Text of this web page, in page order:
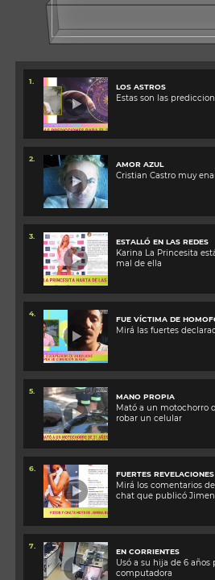
1.
LOS ASTROS
Estas son las
2.
AMOR AZUL
Cristian Castro muy
3.
ESTALLÓ EN LAS REDES
Karina La Princesita
mal de ella
4.
FUE VÍCTIMA DE
Mirá las fuertes
5.
MANO PROPIA
Mató a un motochorro
robar un celular
6.
FUERTES REVELACIONES
Mirá los comentarios
chat que publicó
7.
EN CORRIENTES
Usó a su hija de 6 años
computadora